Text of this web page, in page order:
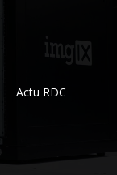
Actu RDC